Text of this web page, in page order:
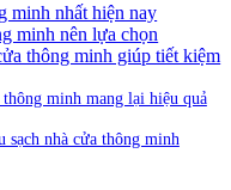
minh nhất hiện nay
minh nên lựa chọn
thông minh giúp tiết kiệm
minh mang lại hiệu quả
sạch nhà cửa thông minh